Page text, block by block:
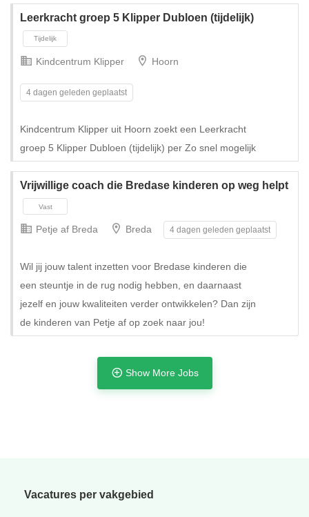
Tijdelijk met uitzicht op vast
Leerkracht groep 5 Klipper Dubloen (tijdelijk)
Kindcentrum Klipper Hoorn
4 dagen geleden geplaatst
Kindcentrum Klipper uit Hoorn zoekt een Leerkracht
groep 5 Klipper Dubloen (tijdelijk) per Zo snel mogelijk
Vrijwillige coach die Bredase kinderen op weg helpt
Petje af Breda Breda 4 dagen geleden geplaatst
Wil jij jouw talent inzetten voor Bredase kinderen die
een steuntje in de rug nodig hebben, en daarnaast
jezelf en jouw kwaliteiten verder ontwikkelen? Dan zijn
de kinderen van Petje af op zoek naar jou!
Show More Jobs
Vacatures per vakgebied